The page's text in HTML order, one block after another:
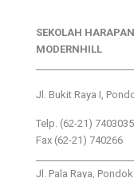
SEKOLAH
MODERNHILL
Jl. Bukit Raya I,
Telp. (62-21) 7403035
Fax (62-21) 740266
Jl. Pala Raya,